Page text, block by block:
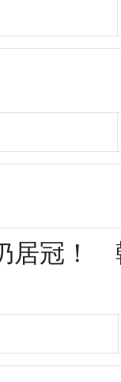
居冠！